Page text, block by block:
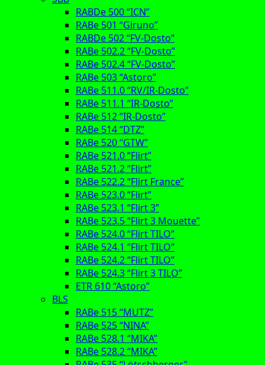
RABDe 500 “ICN”
RABe 501 “Giruno”
RABDe 502 “FV-Dosto”
RABe 502.2 “FV-Dosto”
RABe 502.4 “FV-Dosto”
RABe 503 “Astoro”
RABe 511.0 “RV/IR-Dosto”
RABe 511.1 “IR-Dosto”
RABe 512 “IR-Dosto”
RABe 514 “DTZ”
RABe 520 “GTW”
RABe 521.0 “Flirt”
RABe 521.2 “Flirt”
RABe 522.2 “Flirt France”
RABe 523.0 “Flirt”
RABe 523.1 “Flirt 3”
RABe 523.5 “Flirt 3 Mouette”
RABe 524.0 “Flirt TILO”
RABe 524.1 “Flirt TILO”
RABe 524.2 “Flirt TILO”
RABe 524.3 “Flirt 3 TILO”
ETR 610 “Astoro”
BLS
RABe 515 “MUTZ”
RABe 525 “NINA”
RABe 528.1 “MIKA”
RABe 528.2 “MIKA”